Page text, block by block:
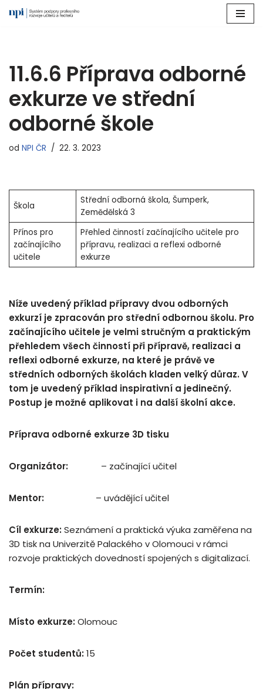
11.6.6 Příprava odborné
exkurze ve střední
odborné škole
od NPI ČR 22. 3. 2023
Škola
Střední odborná škola, Šumperk,
Zemědělská 3
Přínos pro
začínajícího
učitele
Přehled činností začínajícího učitele pro
přípravu, realizaci a reflexi odborné
exkurze
Níže uvedený příklad přípravy dvou odborných
exkurzí je zpracován pro střední odbornou školu. Pro
začínajícího učitele je velmi stručným a praktickým
přehledem všech činností při přípravě, realizaci a
reflexi odborné exkurze, na které je právě ve
středních odborných školách kladen velký důraz. V
tom je uvedený příklad inspirativní a jedinečný.
Postup je možné aplikovat i na další školní akce.
Příprava odborné exkurze 3D tisku
Organizátor: – začínající učitel
Mentor: – uvádějící učitel
Cíl exkurze: Seznámení a praktická výuka zaměřena na
3D tisk na Univerzitě Palackého v Olomouci v rámci
rozvoje praktických dovedností spojených s digitalizací.
Termín:
Místo exkurze: Olomouc
Počet studentů: 15
Plán přípravy: